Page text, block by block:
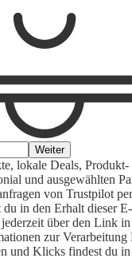
Weiter
lokale Deals, Produkt-
und ausgewählten
von Trustpilot
in den Erhalt dieser
über den Link
zur Verarbeitung
und Klicks findest du in